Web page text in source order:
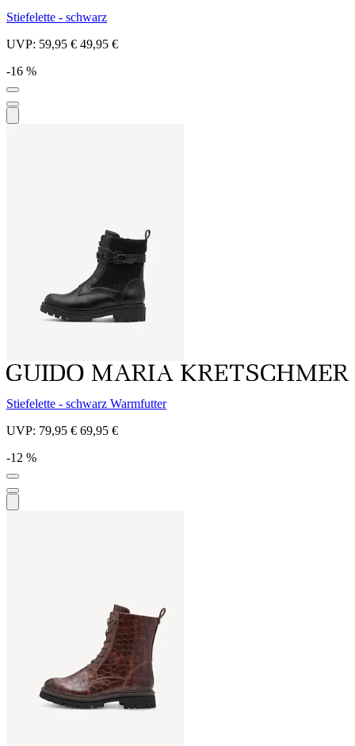
Stiefelette - schwarz
UVP: 59,95 € 49,95 €
-16 %
Stiefelette - schwarz Warmfutter
UVP: 79,95 € 69,95 €
-12 %